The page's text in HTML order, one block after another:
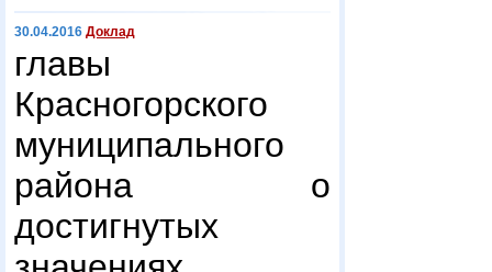
30.04.2016 Доклад
главы
Красногорского
муниципального
района о
достигнутых